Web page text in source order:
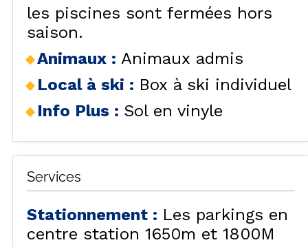
les piscines sont fermées hors
saison.
Animaux : Animaux admis
Local à ski : Box à ski individuel
Info Plus : Sol en vinyle
Services
Stationnement : Les parkings en
centre station 1650m et 1800M